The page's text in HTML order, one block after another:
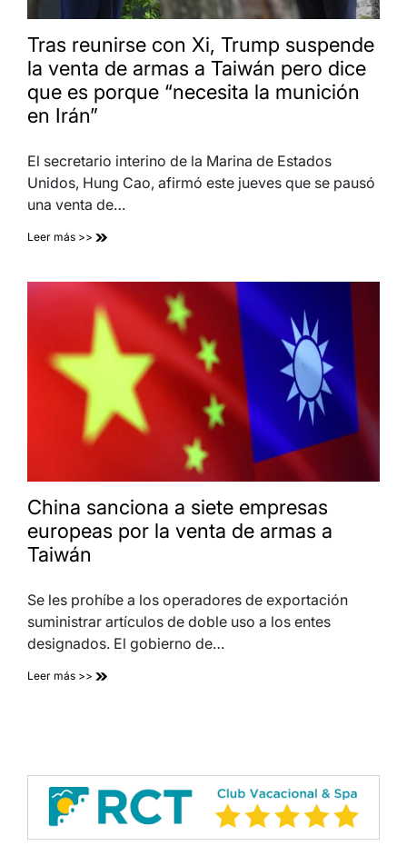
Tras reunirse con Xi, Trump suspende
la venta de armas a Taiwán pero dice
que es porque “necesita la munición
en Irán”
El secretario interino de la Marina de Estados
Unidos, Hung Cao, afirmó este jueves que se pausó
una venta de…
Leer más >>
China sanciona a siete empresas
europeas por la venta de armas a
Taiwán
Se les prohíbe a los operadores de exportación
suministrar artículos de doble uso a los entes
designados. El gobierno de…
Leer más >>